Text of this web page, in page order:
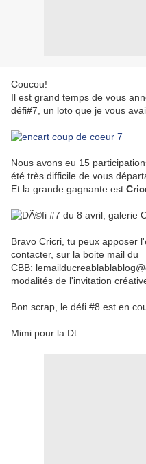
Coucou!
Il est grand temps de vous
défi#7, un loto que je vous
Nous avons eu 15
été très difficile de vous
Et la grande gagnante est
Bravo Cricri, tu peux apposer
contacter, sur la boite mail du
CBB:
modalités de l'invitation
Bon scrap, le défi #8 est en
Mimi pour la Dt